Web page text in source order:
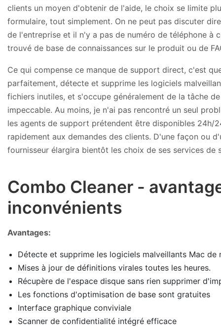
clients un moyen d'obtenir de l'aide, le choix se limite
formulaire, tout simplement. On ne peut pas discuter
de l'entreprise et il n'y a pas de numéro de téléphone à
trouvé de base de connaissances sur le produit ou de
Ce qui compense ce manque de support direct, c'est
parfaitement, détecte et supprime les logiciels
fichiers inutiles, et s'occupe généralement de la tâche
impeccable. Au moins, je n'ai pas rencontré un seul
les agents de support prétendent être disponibles 24h/
rapidement aux demandes des clients. D'une façon ou
fournisseur élargira bientôt les choix de ses services de
Combo Cleaner -
inconvénients
Avantages:
Détecte et supprime les logiciels malveillants Mac de
Mises à jour de définitions virales toutes les heures.
Récupère de l'espace disque sans rien supprimer
Les fonctions d'optimisation de base sont gratuites
Interface graphique conviviale
Scanner de confidentialité intégré efficace